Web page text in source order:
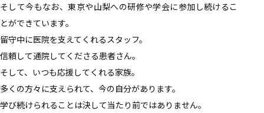
そして今もなお、東京や山梨への研修や学会に参加し続けるこ
とができています。
留守中に医院を支えてくれるスタッフ。
信頼して通院してくださる患者さん。
そして、いつも応援してくれる家族。
多くの方々に支えられて、今の自分があります。
学び続けられることは決して当たり前ではありません。